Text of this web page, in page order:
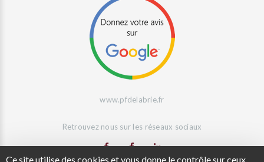
Ce site utilise des cookies et vous donne le contrôle sur ceux
www.pfdelabrie.fr
Retrouvez nous sur les réseaux sociaux